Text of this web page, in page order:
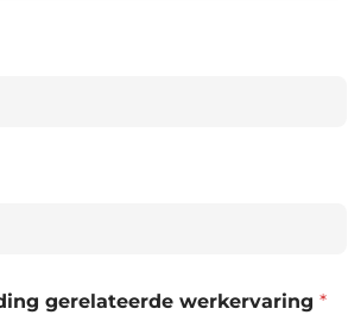
gerelateerde werkervaring *